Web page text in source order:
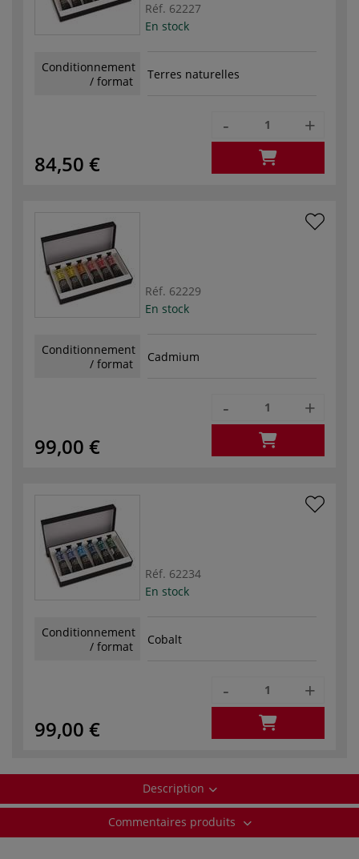
Réf. 62227
En stock
Conditionnement
/ format
Terres naturelles
84,50 €
- +
Réf. 62229
En stock
Conditionnement
/ format
Cadmium
99,00 €
- +
Réf. 62234
En stock
Conditionnement
/ format
Cobalt
99,00 €
- +
Description
Commentaires produits